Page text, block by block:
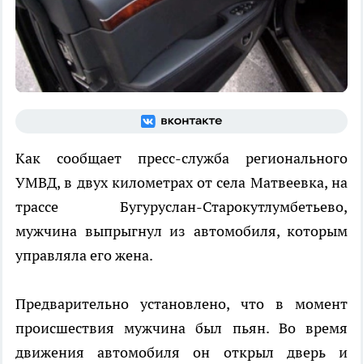
Как сообщает пресс-служба регионального
УМВД, в двух километрах от села Матвеевка, на
трассе Бугуруслан-Старокутлумбетьево,
мужчина выпрыгнул из автомобиля, которым
управляла его жена.
Предварительно установлено, что в момент
происшествия мужчина был пьян. Во время
движения автомобиля он открыл дверь и